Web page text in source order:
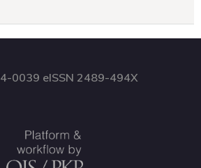
0039 eISSN 2489-494X